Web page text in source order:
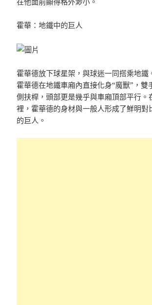
霍華：地鐵中的巨人
霍華德放下球星架，與球迷一同搭乘地鐵
霍華德在地鐵車廂內直接化身“魔獸”，雙
側扶桿，頭部更是幾乎與車廂頂部平行。
裡，霍華德的身材與一般人形成了鮮明對
的巨人。